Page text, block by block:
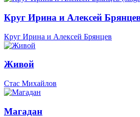
Круг Ирина и Алексей
Круг Ирина и Алексей Брянцев
Живой
Стас Михайлов
Магадан